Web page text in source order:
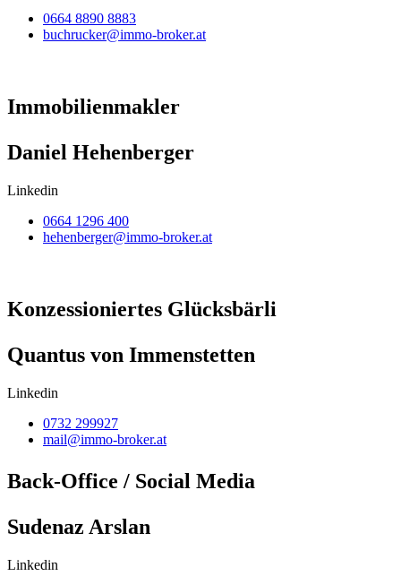
0664 8890 8883
buchrucker@immo-broker.at
Immobilienmakler
Daniel Hehenberger
Linkedin
0664 1296 400
hehenberger@immo-broker.at
Konzessioniertes Glücksbärli
Quantus von Immenstetten
Linkedin
0732 299927
mail@immo-broker.at
Back-Office / Social Media
Sudenaz Arslan
Linkedin